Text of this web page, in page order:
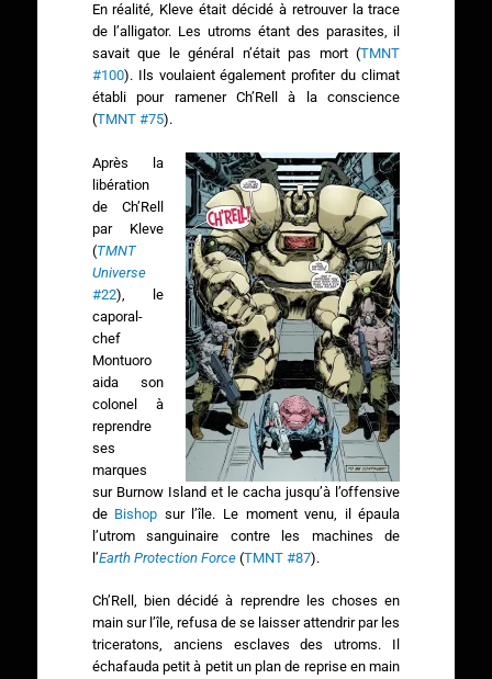
En réalité, Kleve était décidé à retrouver la trace
de l’alligator. Les utroms étant des parasites, il
savait que le général n’était pas mort (TMNT
#100). Ils voulaient également profiter du climat
établi pour ramener Ch’Rell à la conscience
(TMNT #75).
Après la
libération
de Ch’Rell
par Kleve
(TMNT
Universe
#22), le
caporal-
chef
Montuoro
aida son
colonel à
reprendre
ses
marques
sur Burnow Island et le cacha jusqu’à l’offensive
de Bishop sur l’île. Le moment venu, il épaula
l’utrom sanguinaire contre les machines de
l’Earth Protection Force(TMNT #87).
Ch’Rell, bien décidé à reprendre les choses en
main sur l’île, refusa de se laisser attendrir par les
triceratons, anciens esclaves des utroms. Il
échafauda petit à petit un plan de reprise en main